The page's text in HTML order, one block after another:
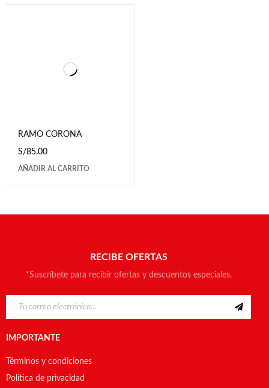
RAMO CORONA
S/85.00
AÑADIR AL CARRITO
RECIBE OFERTAS
*Suscríbete para recibir ofertas y descuentos especiales.
IMPORTANTE
Términos y condiciones
Política de privacidad